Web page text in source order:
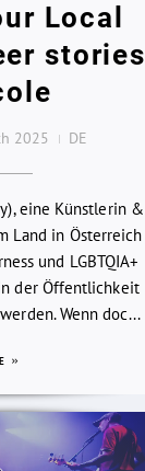
Local
stories
2025 DE
eine Künstlerin &
Land in Österreich
und LGBTQIA+
der Öffentlichkeit
Wenn doc...